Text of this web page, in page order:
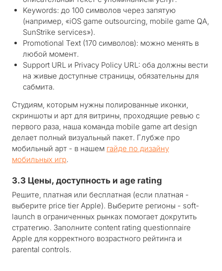
Keywords: до 100 символов через запятую
(например, «iOS game outsourcing, mobile game QA,
SunStrike services»).
Promotional Text (170 символов): можно менять в
любой момент.
Support URL и Privacy Policy URL: оба должны вести
на живые доступные страницы, обязательны для
сабмита.
Студиям, которым нужны полированные иконки,
скриншоты и арт для витрины, проходящие ревью с
первого раза, наша команда mobile game art design
делает полный визуальный пакет. Глубже про
мобильный арт - в нашем гайде по дизайну
мобильных игр.
3.3 Цены, доступность и age rating
Решите, платная или бесплатная (если платная -
выберите price tier Apple). Выберите регионы - soft-
launch в ограниченных рынках помогает докрутить
стратегию. Заполните content rating questionnaire
Apple для корректного возрастного рейтинга и
parental controls.